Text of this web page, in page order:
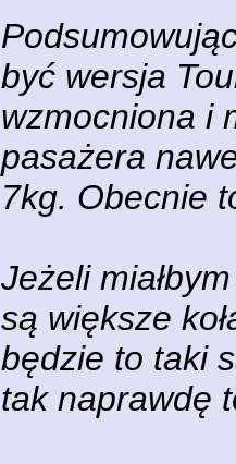
być wersja
wzmocniona i
pasażera
7kg. Obecnie
Jeżeli
są większe
będzie to taki
tak naprawdę